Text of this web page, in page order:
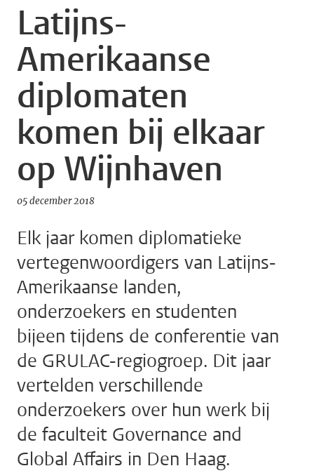
Latijns-
Amerikaanse
diplomaten
komen bij elkaar
op Wijnhaven
05 december 2018
Elk jaar komen diplomatieke
vertegenwoordigers van Latijns-
Amerikaanse landen,
onderzoekers en studenten
bijeen tijdens de conferentie van
de GRULAC-regiogroep. Dit jaar
vertelden verschillende
onderzoekers over hun werk bij
de faculteit Governance and
Global Affairs in Den Haag.